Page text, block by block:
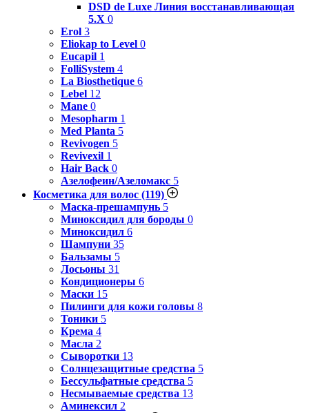
DSD de Luxe Линия восстанавливающая
5.Х 0
Erol 3
Eliokap to Level 0
Eucapil 1
FolliSystem 4
La Biosthetique 6
Lebel 12
Mane 0
Mesopharm 1
Med Planta 5
Revivogen 5
Revivexil 1
Hair Back 0
Азелофеин/Aзеломакс 5
Косметика для волос (119)
Маска-прешампунь 5
Миноксидил для бороды 0
Миноксидил 6
Шампуни 35
Бальзамы 5
Лосьоны 31
Кондиционеры 6
Маски 15
Пилинги для кожи головы 8
Тоники 5
Крема 4
Масла 2
Сыворотки 13
Солнцезащитные средства 5
Бессульфатные средства 5
Несмываемые средства 13
Аминексил 2